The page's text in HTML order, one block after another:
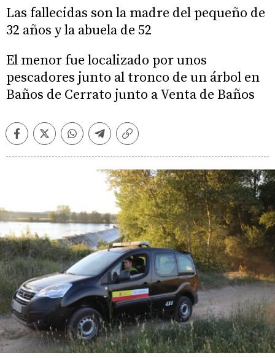
Las fallecidas son la madre del pequeño de
32 años y la abuela de 52
El menor fue localizado por unos
pescadores junto al tronco de un árbol en
Baños de Cerrato junto a Venta de Baños
FacebookTwitterWhatsappTelegramCopiar